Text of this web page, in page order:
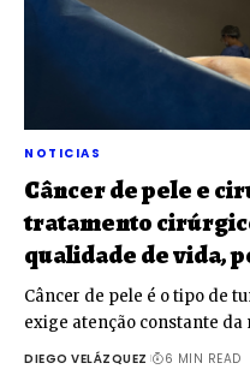
NOTICIAS
Câncer de pele e
tratamento
qualidade de vida,
Câncer de pele é o tipo de
exige atenção constante
DIEGO VELÁZQUEZ 6 MIN READ